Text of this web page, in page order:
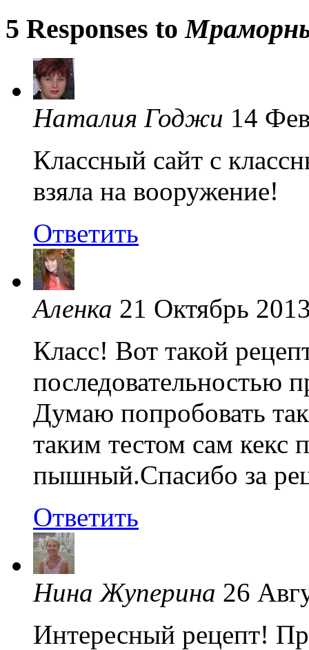
5 Responses to
Наталия Годжи 14
Классный сайт с
взяла на вооружение!
Ответить
Аленка 21 Октябрь
Класс! Вот такой
последовательностью
Думаю попробовать
таким тестом сам кекс
пышный.Спасибо за
Ответить
Нина Жуперина 26
Интересный рецепт!